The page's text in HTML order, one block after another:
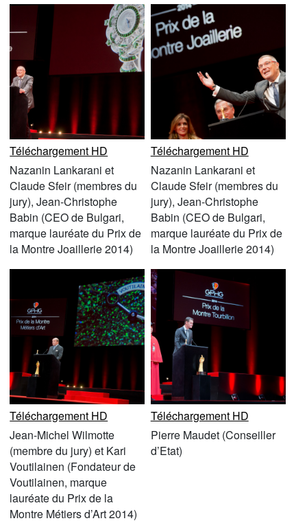
Téléchargement HD
Nazanin Lankarani et
Claude Sfeir (membres du
jury), Jean-Christophe
Babin (CEO de Bulgari,
marque lauréate du Prix de
la Montre Joaillerie 2014)
Téléchargement HD
Nazanin Lankarani et
Claude Sfeir (membres du
jury), Jean-Christophe
Babin (CEO de Bulgari,
marque lauréate du Prix de
la Montre Joaillerie 2014)
Téléchargement HD
Jean-Michel Wilmotte
(membre du jury) et Kari
Voutilainen (Fondateur de
Voutilainen, marque
lauréate du Prix de la
Montre Métiers d’Art 2014)
Téléchargement HD
Pierre Maudet (Conseiller
d’Etat)